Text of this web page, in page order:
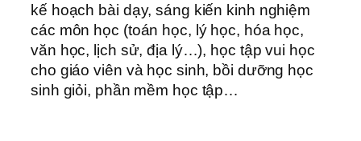
kế hoạch bài dạy, sáng kiến kinh nghiệm
các môn học (toán học, lý học, hóa học,
văn học, lịch sử, địa lý…), học tập vui học
cho giáo viên và học sinh, bồi dưỡng học
sinh giỏi, phần mềm học tập…